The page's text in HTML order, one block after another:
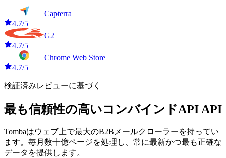
Capterra
4.7/5
G2
4.7/5
Chrome Web Store
4.7/5
検証済みレビューに基づく
最も信頼性の高いコンバインドAPI API
Tombaはウェブ上で最大のB2Bメールクローラーを持ってい
ます。毎月数十億ページを処理し、常に最新かつ最も正確な
データを提供します。